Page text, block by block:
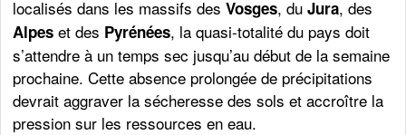
localisés dans les massifs desVosges, duJura, des
Alpes et des Pyrénées, la quasi-totalité du pays doit
s’attendre à un temps sec jusqu’au début de la semaine
prochaine. Cette absence prolongée de précipitations
devrait aggraver la sécheresse des sols et accroître la
pression sur les ressources en eau.